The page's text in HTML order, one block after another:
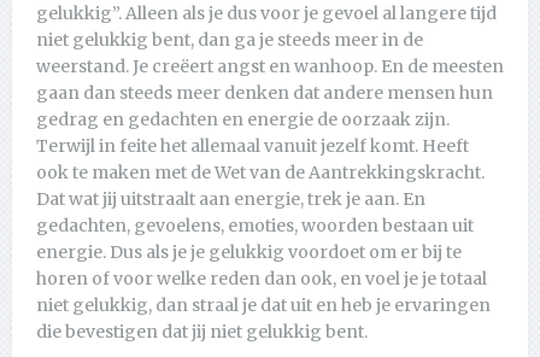
gelukkig”. Alleen als je dus voor je gevoel al langere tijd
niet gelukkig bent, dan ga je steeds meer in de
weerstand. Je creëert angst en wanhoop. En de meesten
gaan dan steeds meer denken dat andere mensen hun
gedrag en gedachten en energie de oorzaak zijn.
Terwijl in feite het allemaal vanuit jezelf komt. Heeft
ook te maken met de Wet van de Aantrekkingskracht.
Dat wat jij uitstraalt aan energie, trek je aan. En
gedachten, gevoelens, emoties, woorden bestaan uit
energie. Dus als je je gelukkig voordoet om er bij te
horen of voor welke reden dan ook, en voel je je totaal
niet gelukkig, dan straal je dat uit en heb je ervaringen
die bevestigen dat jij niet gelukkig bent.